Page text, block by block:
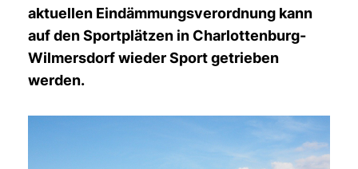
aktuellen Eindämmungsverordnung kann
auf den Sportplätzen in Charlottenburg-
Wilmersdorf wieder Sport getrieben
werden.